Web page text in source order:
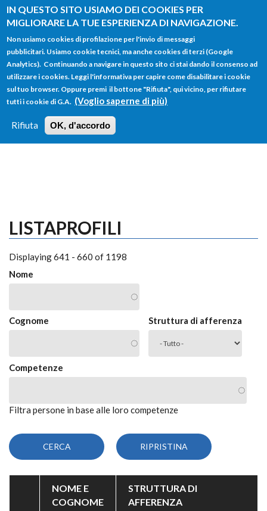
IN QUESTO SITO USIAMO DEI COOKIES PER
MIGLIORARE LA TUE ESPERIENZA DI NAVIGAZIONE.
Non usiamo cookies di profilazione per l'invio di messaggi
pubblicitari. Usiamo cookie tecnici, ma anche cookies di terzi (Google
Analytics). Continuando a navigare in questo sito ci stai dando il consenso ad
utilizzare i cookies. Leggi l'informativa per capire come disabilitare i cookie
sul tuo browser. Oppure premi il bottone "Rifiuta", qui vicino, per rifiutare
tutti i cookie di G.A. (Voglio saperne di più)
Rifiuta OK, d'accordo
Salta al contenuto principale
FORM
DI
RICERCA
Main menu
HOME TUTTI I PROFILI
LOGIN
LISTAPROFILI
Displaying 641 - 660 of 1198
Nome
Cognome Struttura di afferenza
Competenze
Filtra persone in base alle loro competenze
NOME E
COGNOME
STRUTTURA DI
AFFERENZA